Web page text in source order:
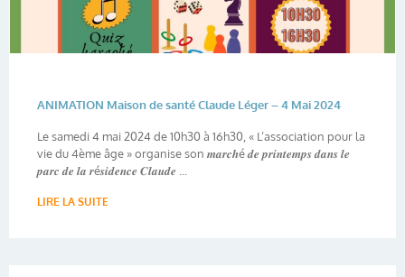
ANIMATION Maison de santé Claude Léger – 4 Mai 2024
Le samedi 4 mai 2024 de 10h30 à 16h30, « L’association pour la
vie du 4ème âge » organise son 𝒎𝒂𝒓𝒄𝒉é 𝒅𝒆 𝒑𝒓𝒊𝒏𝒕𝒆𝒎𝒑𝒔 𝒅𝒂𝒏𝒔 𝒍𝒆
𝒑𝒂𝒓𝒄 𝒅𝒆 𝒍𝒂 𝒓é𝒔𝒊𝒅𝒆𝒏𝒄𝒆 𝑪𝒍𝒂𝒖𝒅𝒆 ...
LIRE LA SUITE